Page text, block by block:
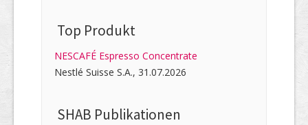
Top Produkt
NESCAFÉ Espresso Concentrate
Nestlé Suisse S.A., 31.07.2026
SHAB Publi­kati­onen